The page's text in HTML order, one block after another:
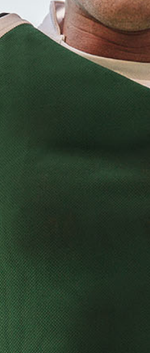
gegen
gab der